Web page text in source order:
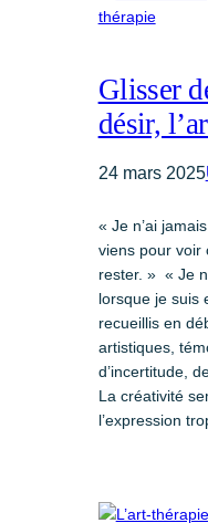
Glisser
désir,
24 mars 2025
« Je n’ai
viens pour voir
rester. » « Je
lorsque je suis
recueillis en
artistiques,
d’incertitude,
La créativité
l’expression